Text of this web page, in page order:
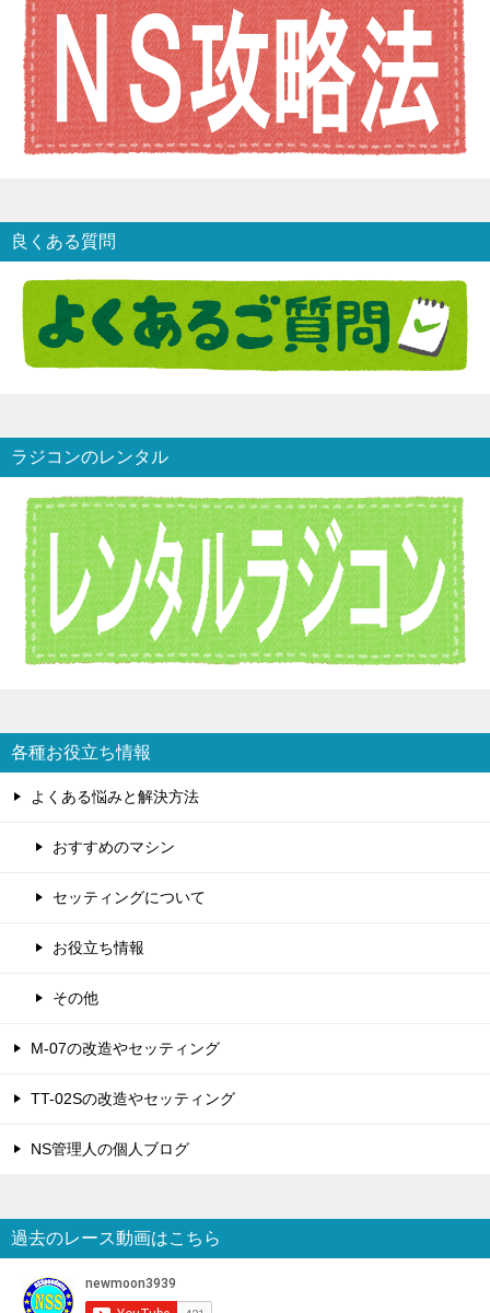
良くある質問
ラジコンのレンタル
各種お役立ち情報
よくある悩みと解決方法
おすすめのマシン
セッティングについて
お役立ち情報
その他
M-07の改造やセッティング
TT-02Sの改造やセッティング
NS管理人の個人ブログ
過去のレース動画はこちら